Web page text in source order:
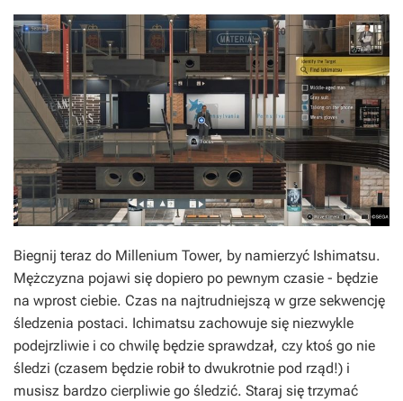
Biegnij teraz do Millenium Tower, by namierzyć Ishimatsu.
Mężczyzna pojawi się dopiero po pewnym czasie - będzie
na wprost ciebie. Czas na najtrudniejszą w grze sekwencję
śledzenia postaci. Ichimatsu zachowuje się niezwykle
podejrzliwie i co chwilę będzie sprawdzał, czy ktoś go nie
śledzi (czasem będzie robił to dwukrotnie pod rząd!) i
musisz bardzo cierpliwie go śledzić. Staraj się trzymać